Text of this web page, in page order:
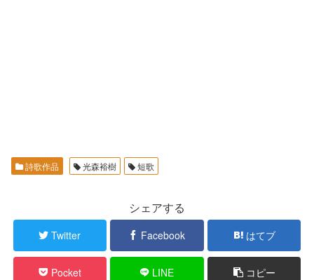
詩歌作品 光森裕樹 短歌
シェアする
Twitter Facebook はてブ
Pocket LINE コピー